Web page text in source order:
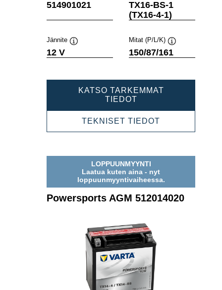
Työkaluvihje
514901021
Työkaluvihje
TX16-BS-1
(TX16-4-1)
Jännite
12 V
Mitat (P/L/K)
Työkaluvihje
150/87/161
KATSO TARKEMMAT
TIEDOTPOWERSPORTS
514901021
TEKNISET TIEDOT
LOPPUUNMYYNTI
Laatua kuten aina - nyt
loppuunmyyntivaiheessa.
Powersports AGM 512014020